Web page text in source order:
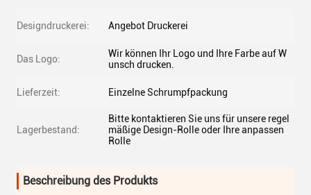
Designdruckerei: Angebot Druckerei
Das Logo:
Wir können Ihr Logo und Ihre Farbe auf W
unsch drucken.
Lieferzeit: Einzelne Schrumpfpackung
Lagerbestand:
Bitte kontaktieren Sie uns für unsere regel
mäßige Design-Rolle oder Ihre anpassen
Rolle
Beschreibung des Produkts